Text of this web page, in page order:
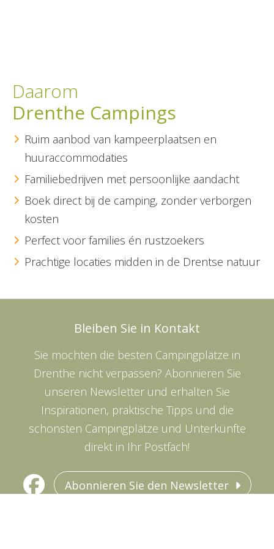
Daarom
Drenthe Campings
Ruim aanbod van kampeerplaatsen en
huuraccommodaties
Familiebedrijven met persoonlijke aandacht
Boek direct bij de camping, zonder verborgen
kosten
Perfect voor families én rustzoekers
Prachtige locaties midden in de Drentse natuur
Bleiben Sie in Kontakt
Sie möchten die besten Campingplätze in
Drenthe nicht verpassen? Abonnieren Sie
unseren Newsletter und erhalten Sie
Inspirationen, praktische Tipps und die
schönsten Campingplätze und Unterkünfte
direkt in Ihr Postfach!
Abonnieren Sie den Newsletter